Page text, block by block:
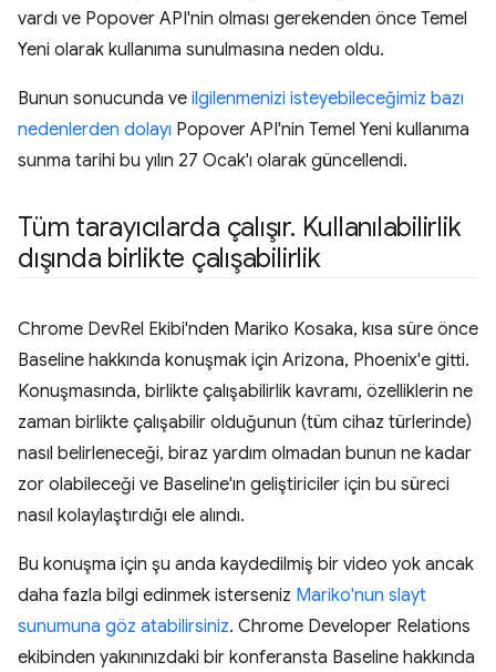
vardı ve Popover API'nin olması gerekenden önce Temel
Yeni olarak kullanıma sunulmasına neden oldu.
Bunun sonucunda ve ilgilenmenizi isteyebileceğimiz bazı
nedenlerden dolayı Popover API'nin Temel Yeni kullanıma
sunma tarihi bu yılın 27 Ocak'ı olarak güncellendi.
Tüm tarayıcılarda çalışır. Kullanılabilirlik
dışında birlikte çalışabilirlik
Chrome DevRel Ekibi'nden Mariko Kosaka, kısa süre önce
Baseline hakkında konuşmak için Arizona, Phoenix'e gitti.
Konuşmasında, birlikte çalışabilirlik kavramı, özelliklerin ne
zaman birlikte çalışabilir olduğunun (tüm cihaz türlerinde)
nasıl belirleneceği, biraz yardım olmadan bunun ne kadar
zor olabileceği ve Baseline'ın geliştiriciler için bu süreci
nasıl kolaylaştırdığı ele alındı.
Bu konuşma için şu anda kaydedilmiş bir video yok ancak
daha fazla bilgi edinmek isterseniz Mariko'nun slayt
sunumuna göz atabilirsiniz. Chrome Developer Relations
ekibinden yakınınızdaki bir konferansta Baseline hakkında